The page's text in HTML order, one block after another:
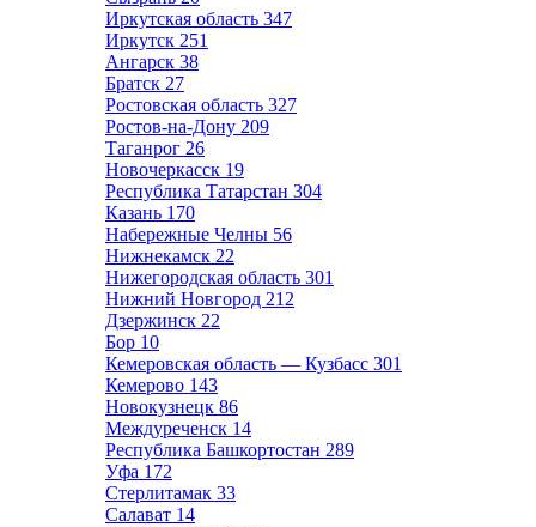
Иркутская область 347
Иркутск 251
Ангарск 38
Братск 27
Ростовская область 327
Ростов-на-Дону 209
Таганрог 26
Новочеркасск 19
Республика Татарстан 304
Казань 170
Набережные Челны 56
Нижнекамск 22
Нижегородская область 301
Нижний Новгород 212
Дзержинск 22
Бор 10
Кемеровская область — Кузбасс 301
Кемерово 143
Новокузнецк 86
Междуреченск 14
Республика Башкортостан 289
Уфа 172
Стерлитамак 33
Салават 14